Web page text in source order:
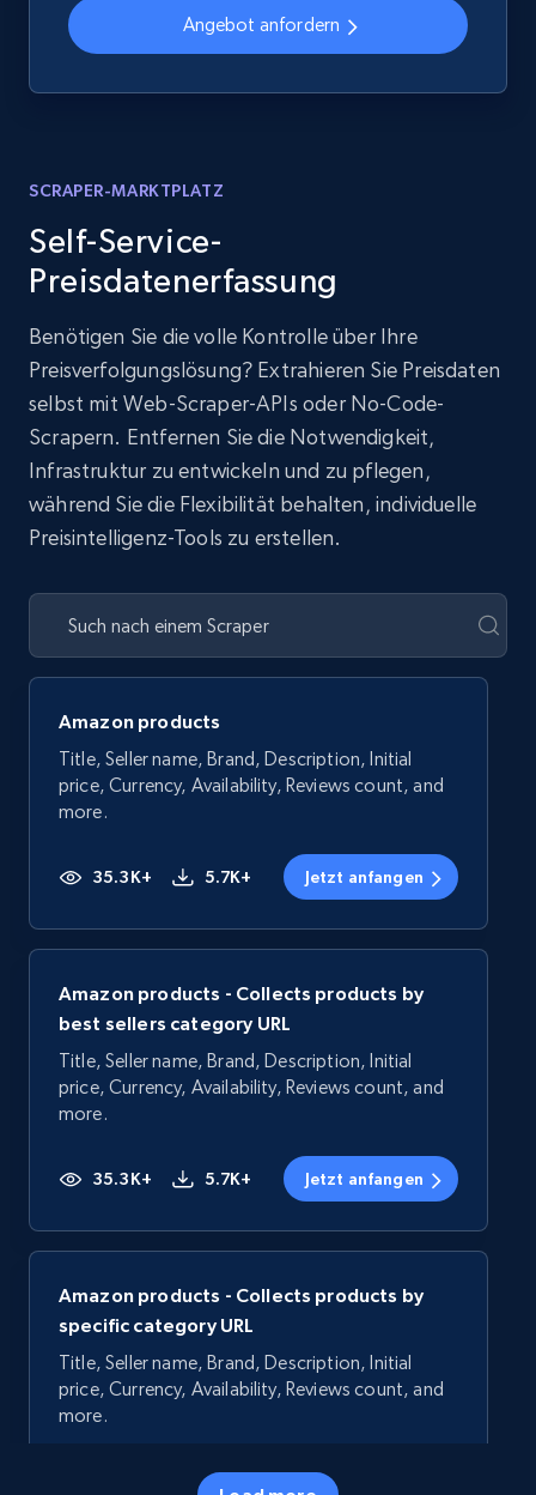
Angebot anfordern
SCRAPER-MARKTPLATZ
Self-Service-
Preisdatenerfassung
Benötigen Sie die volle Kontrolle über Ihre
Preisverfolgungslösung? Extrahieren Sie Preisdaten
selbst mit Web-Scraper-APIs oder No-Code-
Scrapern. Entfernen Sie die Notwendigkeit,
Infrastruktur zu entwickeln und zu pflegen,
während Sie die Flexibilität behalten, individuelle
Preisintelligenz-Tools zu erstellen.
Amazon products
Title, Seller name, Brand, Description, Initial
price, Currency, Availability, Reviews count, and
more.
35.3K+ 5.7K+ Jetzt anfangen
Amazon products - Collects products by
best sellers category URL
Title, Seller name, Brand, Description, Initial
price, Currency, Availability, Reviews count, and
more.
35.3K+ 5.7K+ Jetzt anfangen
Amazon products - Collects products by
specific category URL
Title, Seller name, Brand, Description, Initial
price, Currency, Availability, Reviews count, and
more.
5.7K+ Jetzt anfangen